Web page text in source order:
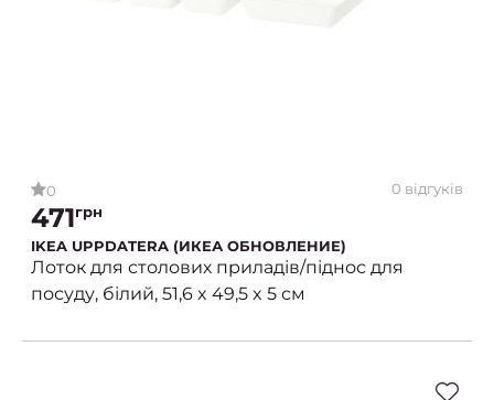
0 0 відгуків
471грн
IKEA UPPDATERA (ИКЕА ОБНОВЛЕНИЕ)
Лоток для столових приладів/піднос для
посуду, білий, 51,6 x 49,5 x 5 см